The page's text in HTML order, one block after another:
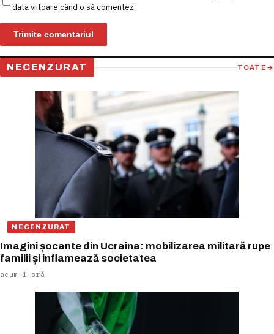
data viitoare când o să comentez.
NECENZURAT TOATE →
NECENZURAT
Imagini șocante din Ucraina: mobilizarea militară rupe
familii și inflamează societatea
acum 1 oră